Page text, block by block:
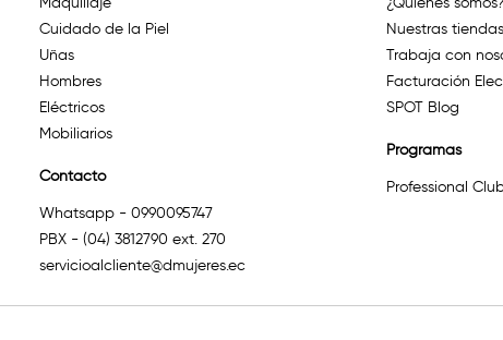
Cuidado de la Piel
Uñas
Hombres
Eléctricos
Mobiliarios
Contacto
Whatsapp - 0990095747
PBX - (04) 3812790 ext. 270
servicioalcliente@dmujeres.ec
Nuestras tiendas
Trabaja con
Facturación
SPOT Blog
Programas
Professional